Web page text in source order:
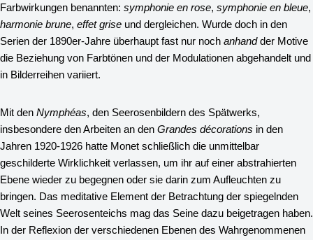
Farbwirkungen benannten: symphonie en rose, symphonie en bleue,
harmonie brune, effet grise und dergleichen. Wurde doch in den
Serien der 1890er-Jahre überhaupt fast nur noch anhandder Motive
die Beziehung von Farbtönen und der Modulationen abgehandelt und
in Bilderreihen variiert.
Mit den Nymphéas, den Seerosenbildern des Spätwerks,
insbesondere den Arbeiten an den Grandes décorations in den
Jahren 1920-1926 hatte Monet schließlich die unmittelbar
geschilderte Wirklichkeit verlassen, um ihr auf einer abstrahierten
Ebene wieder zu begegnen oder sie darin zum Aufleuchten zu
bringen. Das meditative Element der Betrachtung der spiegelnden
Welt seines Seerosenteichs mag das Seine dazu beigetragen haben.
In der Reflexion der verschiedenen Ebenen des Wahrgenommenen